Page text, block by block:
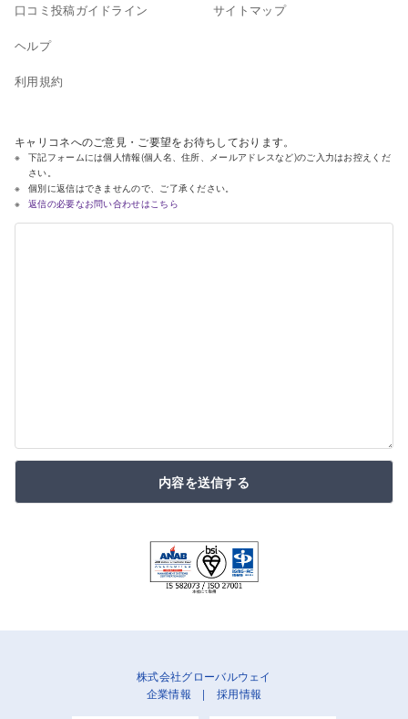
口コミ投稿ガイドライン
ヘルプ
利用規約
サイトマップ
キャリコネへのご意見・ご要望をお待ちしております。
下記フォームには個人情報(個人名、住所、メールアドレスなど)のご入力はお控えくだ
さい。
個別に返信はできませんので、ご了承ください。
返信の必要なお問い合わせはこちら
内容を送信する
株式会社グローバルウェイ
企業情報 | 採用情報